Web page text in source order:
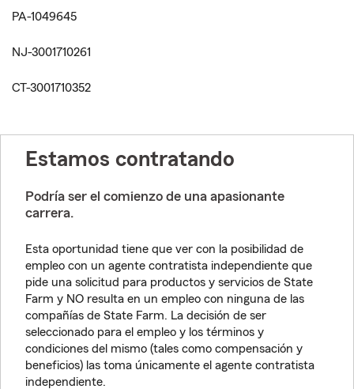
PA-1049645
NJ-3001710261
CT-3001710352
Estamos contratando
Podría ser el comienzo de una apasionante
carrera.
Esta oportunidad tiene que ver con la posibilidad de
empleo con un agente contratista independiente que
pide una solicitud para productos y servicios de State
Farm y NO resulta en un empleo con ninguna de las
compañías de State Farm. La decisión de ser
seleccionado para el empleo y los términos y
condiciones del mismo (tales como compensación y
beneficios) las toma únicamente el agente contratista
independiente.